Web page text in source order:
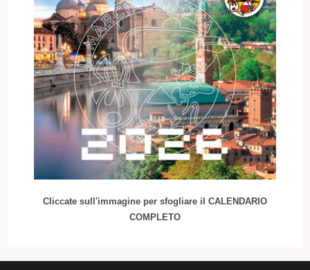
Cliccate sull'immagine per sfogliare il CALENDARIO
COMPLETO